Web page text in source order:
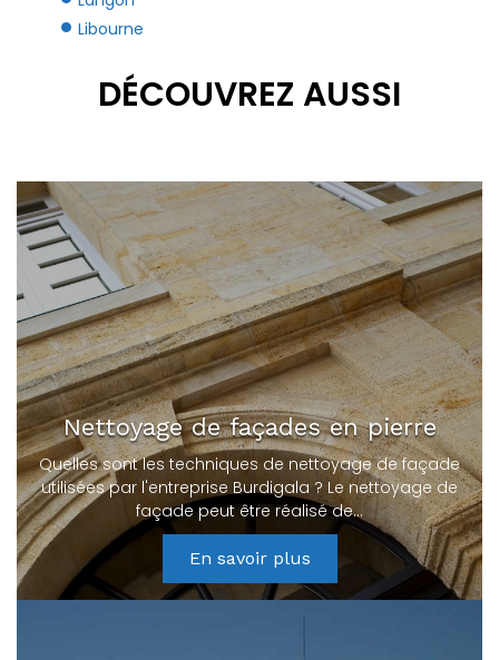
Libourne
DÉCOUVREZ AUSSI
Nettoyage de façades en pierre
Quelles sont les techniques de nettoyage de façade
utilisées par l'entreprise Burdigala ? Le nettoyage de
façade peut être réalisé de…
En savoir plus